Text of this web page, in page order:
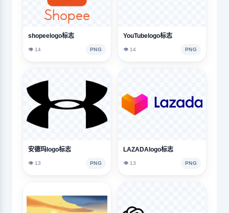
shopeelogo标志
👁️ 14 PNG
YouTubelogo标志
👁️ 14 PNG
安德玛logo标志
👁️ 13 PNG
LAZADAlogo标志
👁️ 13 PNG